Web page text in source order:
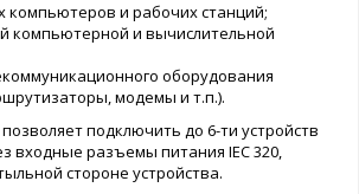
компьютеров и рабочих станций;
компьютерной и вычислительной
оборудования
модемы и т.п.).
позволяет подключить до 6-ти устройств
входные разъемы питания IEC 320,
стороне устройства.